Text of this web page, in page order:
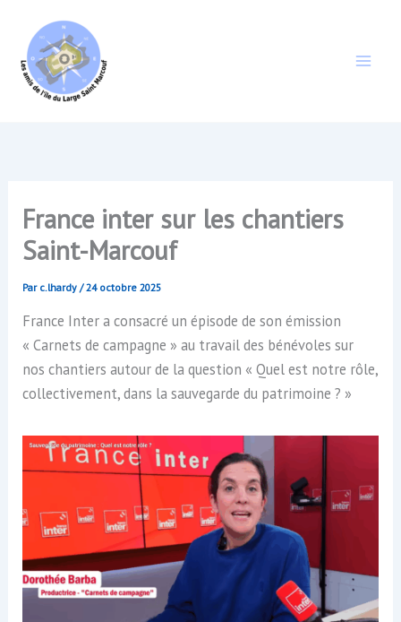
contenu
France inter sur les chantiers
Saint-Marcouf
Par c.lhardy/24 octobre 2025
France Inter a consacré un épisode de son émission
« Carnets de campagne » au travail des bénévoles sur
nos chantiers autour de la question « Quel est notre rôle,
collectivement, dans la sauvegarde du patrimoine ? »